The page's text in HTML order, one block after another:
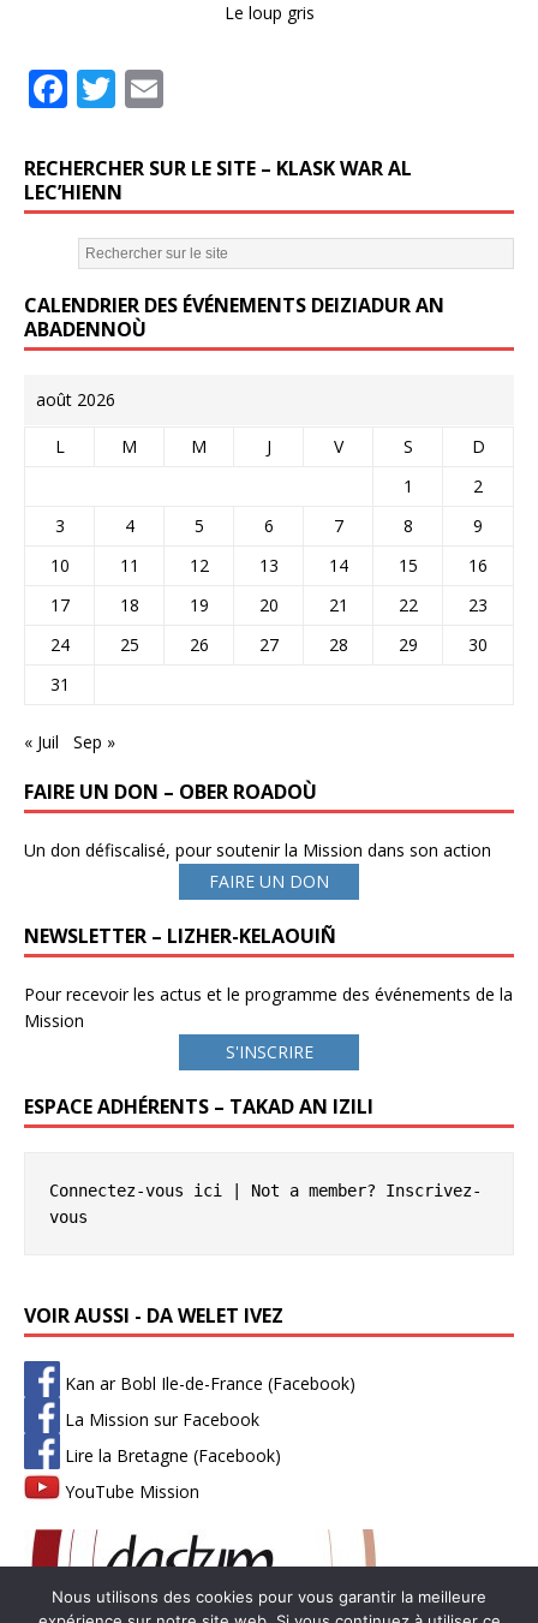
Le loup gris
F
c
e
b
o
o
k
T
it
te
r
ai
l
RECHERCHER SUR LE SITE – KLASK WAR AL
LEC’HIENN
CALENDRIER DES ÉVÉNEMENTS DEIZIADUR AN
ABADENNOÙ
août 2026
L M M J V S
D
1
2
3
4 5 6 7 8
9
10
11 12 13 14 15
16
17
18 19 20 21 22
23
24
25 26 27 28 29
30
31
« Juil Sep »
FAIRE UN DON – OBER ROADOÙ
Un don défiscalisé, pour soutenir la Mission dans son action
FAIRE UN DON
NEWSLETTER – LIZHER-KELAOUIÑ
Pour recevoir les actus et le programme des événements de la
Mission
S'INSCRIRE
ESPACE ADHÉRENTS – TAKAD AN IZILI
Connectez-vous ici | Not a member? Inscrivez-
vous
VOIR AUSSI - DA WELET IVEZ
Kan ar Bobl Ile-de-France (Facebook)
La Mission sur Facebook
Lire la Bretagne (Facebook)
YouTube Mission
Nous utilisons des cookies pour vous garantir la meilleure